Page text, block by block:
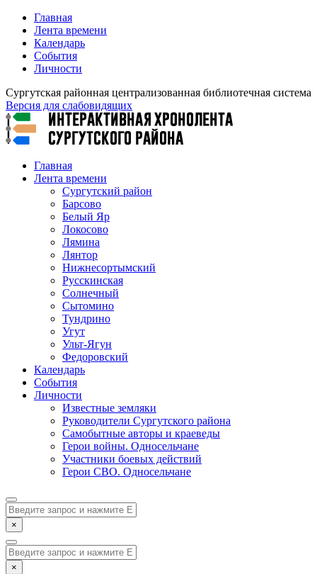
Главная
Лента времени
Календарь
События
Личности
Сургутская районная централизованная библиотечная система
Версия для слабовидящих
Главная
Лента времени
Сургутский район
Барсово
Белый Яр
Локосово
Лямина
Лянтор
Нижнесортымский
Русскинская
Солнечный
Сытомино
Тундрино
Угут
Ульт-Ягун
Федоровский
Календарь
События
Личности
Известные земляки
Руководители Сургутского района
Самобытные авторы и краеведы
Герои войны. Односельчане
Участники боевых действий
Герои СВО. Односельчане
×
×